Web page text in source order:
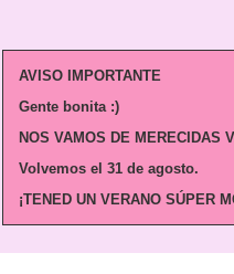
AVISO IMPORTANTE
Gente bonita :)
NOS VAMOS DE MERECIDAS
Volvemos el 31 de agosto.
¡TENED UN VERANO SÚPER